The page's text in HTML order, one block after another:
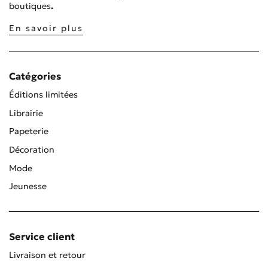
boutiques.
En savoir plus
Catégories
Éditions limitées
Librairie
Papeterie
Décoration
Mode
Jeunesse
Service client
Livraison et retour